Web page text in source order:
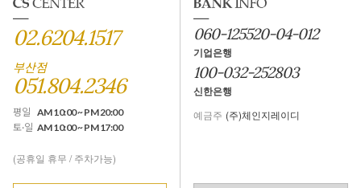
02.6204.1517
부산점
051.804.2346
평일 AM 10:00 ~ PM 20:00
토·일 AM 10:00 ~ PM 17:00
(공휴일 휴무 / 주차가능)
060-125520-04-012
기업은행
100-032-252803
신한은행
예금주 (주)체인지레이디